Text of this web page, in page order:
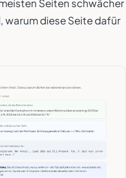
Seiten schwächer
warum diese Seite dafür